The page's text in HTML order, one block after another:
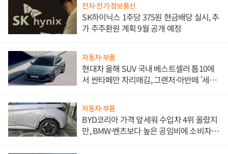
전자·전기·정보통신
SK하이닉스 1주당 375원 현금배당 실시, 추
가 주주환원 계획 9월 공개 예정
자동차·부품
현대차 올해 SUV 국내 베스트셀러 톱10에
서 싼타페만 자리매김, 그랜저·아반떼 '세단
자동차·부품
BYD코리아 가격 앞세워 수입차 4위 올랐지
만, BMW·벤츠보다 높은 공임비에 소비자